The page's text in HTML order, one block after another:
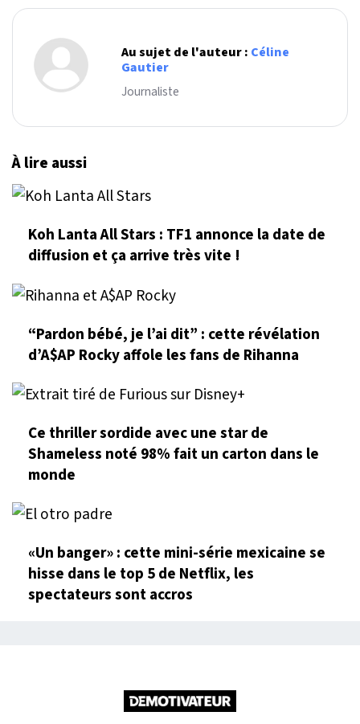
Au sujet de l'auteur : Céline
Gautier
Journaliste
À lire aussi
Koh Lanta All Stars : TF1 annonce la date de
diffusion et ça arrive très vite !
“Pardon bébé, je l’ai dit” : cette révélation
d’A$AP Rocky affole les fans de Rihanna
Ce thriller sordide avec une star de
Shameless noté 98% fait un carton dans le
monde
«Un banger» : cette mini-série mexicaine se
hisse dans le top 5 de Netflix, les
spectateurs sont accros